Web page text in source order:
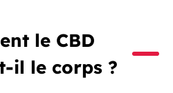
le CBD
il le corps ?